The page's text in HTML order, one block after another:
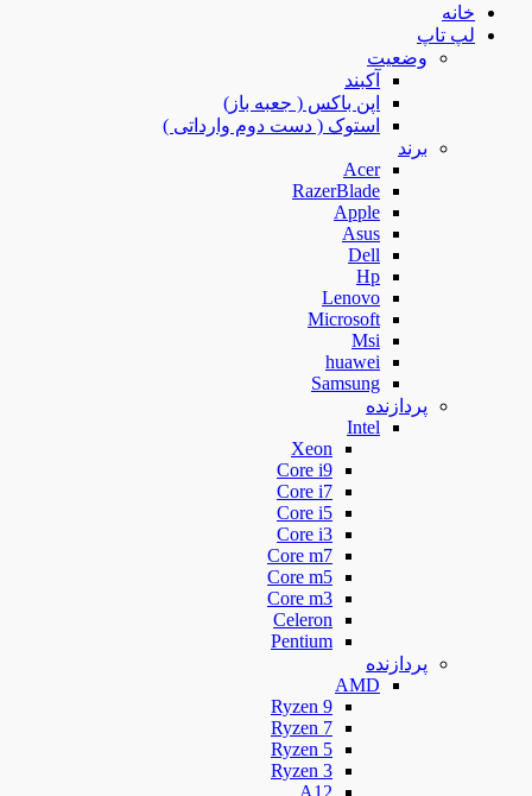
خانه
لپ تاپ
وضعیت
آکبند
اپن باکس ( جعبه باز)
استوک ( دست دوم وارداتی )
برند
Acer
RazerBlade
Apple
Asus
Dell
Hp
Lenovo
Microsoft
Msi
huawei
Samsung
پردازنده
Intel
Xeon
Core i9
Core i7
Core i5
Core i3
Core m7
Core m5
Core m3
Celeron
Pentium
پردازنده
AMD
Ryzen 9
Ryzen 7
Ryzen 5
Ryzen 3
A12